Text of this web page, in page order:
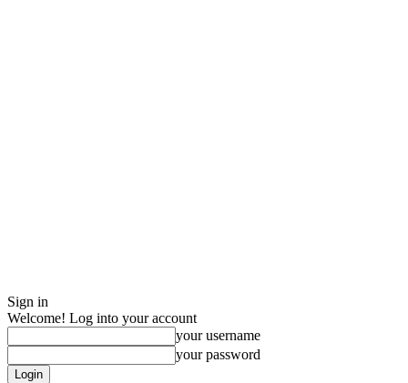
Sign in
Welcome! Log into your account
your username
your password